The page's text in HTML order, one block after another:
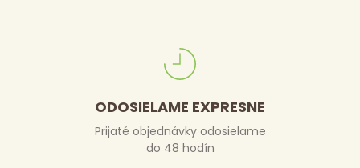
ODOSIELAME EXPRESNE
Prijaté objednávky odosielame
do 48 hodín